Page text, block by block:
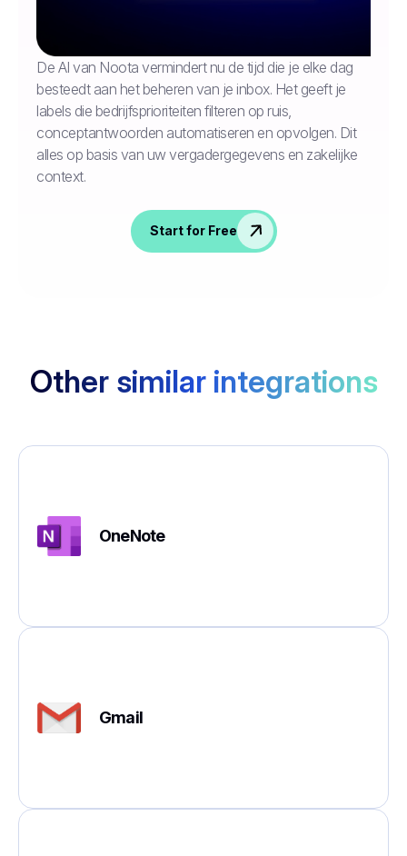
De AI van Noota vermindert nu de tijd die je elke dag
besteedt aan het beheren van je inbox. Het geeft je
labels die bedrijfsprioriteiten filteren op ruis,
conceptantwoorden automatiseren en opvolgen. Dit
alles op basis van uw vergadergegevens en zakelijke
context.
Start for Free
Other similar integrations
OneNote
Gmail